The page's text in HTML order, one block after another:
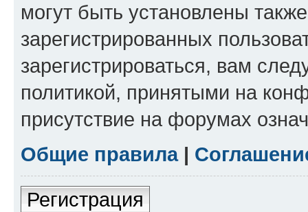
могут быть установлены
зарегистрированных
зарегистрироваться, вам
политикой, принятыми на
присутствие на форумах
Общие правила|
Регистрация